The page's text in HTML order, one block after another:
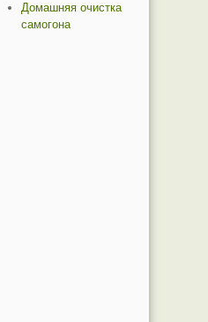
Домашняя очистка
самогона